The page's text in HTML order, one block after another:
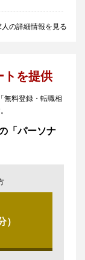
人の詳細情報を見る
トを提供
無料登録・転職相
「パーソナ
）